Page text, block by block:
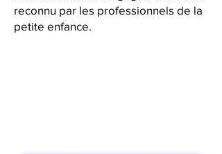
reconnu par les professionnels de la
petite enfance.